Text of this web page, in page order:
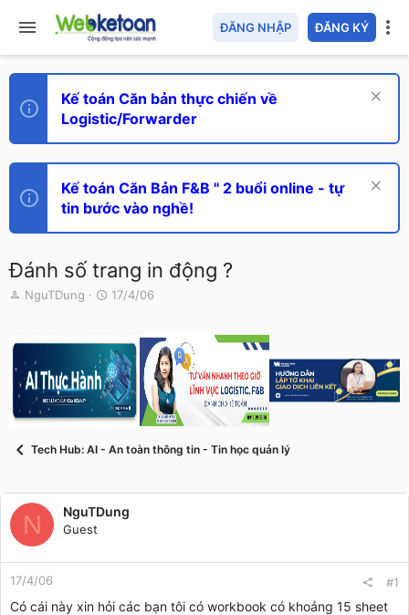
ĐĂNG NHẬP ĐĂNG KÝ
Kế toán Căn bản thực chiến về
Logistic/Forwarder
Kế toán Căn Bản F&B " 2 buổi online - tự
tin bước vào nghề!
Đánh số trang in động ?
T
e
a
d
s
a
r
NguTDung
N
y
g
ử
i
17/4/06
Tech Hub: AI - An toàn thông tin - Tin học quản lý
N NguTDung
Guest
17/4/06 #1
Có cái này xin hỏi các bạn tôi có workbook có khoảng 15 sheet